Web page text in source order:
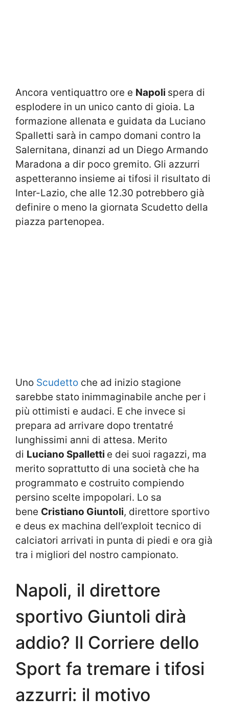
Ancora ventiquattro ore e Napoli spera di
esplodere in un unico canto di gioia. La
formazione allenata e guidata da Luciano
Spalletti sarà in campo domani contro la
Salernitana, dinanzi ad un Diego Armando
Maradona a dir poco gremito. Gli azzurri
aspetteranno insieme ai tifosi il risultato di
Inter-Lazio, che alle 12.30 potrebbero già
definire o meno la giornata Scudetto della
piazza partenopea.
Uno Scudetto che ad inizio stagione
sarebbe stato inimmaginabile anche per i
più ottimisti e audaci. E che invece si
prepara ad arrivare dopo trentatré
lunghissimi anni di attesa. Merito
di Luciano Spalletti e dei suoi ragazzi, ma
merito soprattutto di una società che ha
programmato e costruito compiendo
persino scelte impopolari. Lo sa
bene Cristiano Giuntoli, direttore sportivo
e deus ex machina dell’exploit tecnico di
calciatori arrivati in punta di piedi e ora già
tra i migliori del nostro campionato.
Napoli, il direttore
sportivo Giuntoli dirà
addio? Il Corriere dello
Sport fa tremare i tifosi
azzurri: il motivo